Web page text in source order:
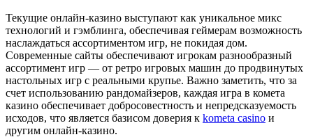
Текущие онлайн-казино выступают как уникальное микс
технологий и гэмблинга, обеспечивая геймерам возможность
наслаждаться ассортиментом игр, не покидая дом.
Современные сайты обеспечивают игрокам разнообразный
ассортимент игр — от ретро игровых машин до продвинутых
настольных игр с реальными крупье. Важно заметить, что за
счет использованию рандомайзеров, каждая игра в комета
казино обеспечивает добросовестность и непредсказуемость
исходов, что является базисом доверия к kometa casino и
другим онлайн-казино.